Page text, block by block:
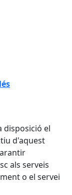
disposició el
d'aquest
als serveis
o el servei